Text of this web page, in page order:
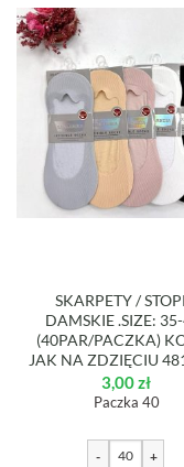
SKARPETY /
DAMSKIE .SIZE: 35-
(40PAR/PACZKA)
JAK NA ZDZIĘCIU
3,00zł
Paczka 40
- +